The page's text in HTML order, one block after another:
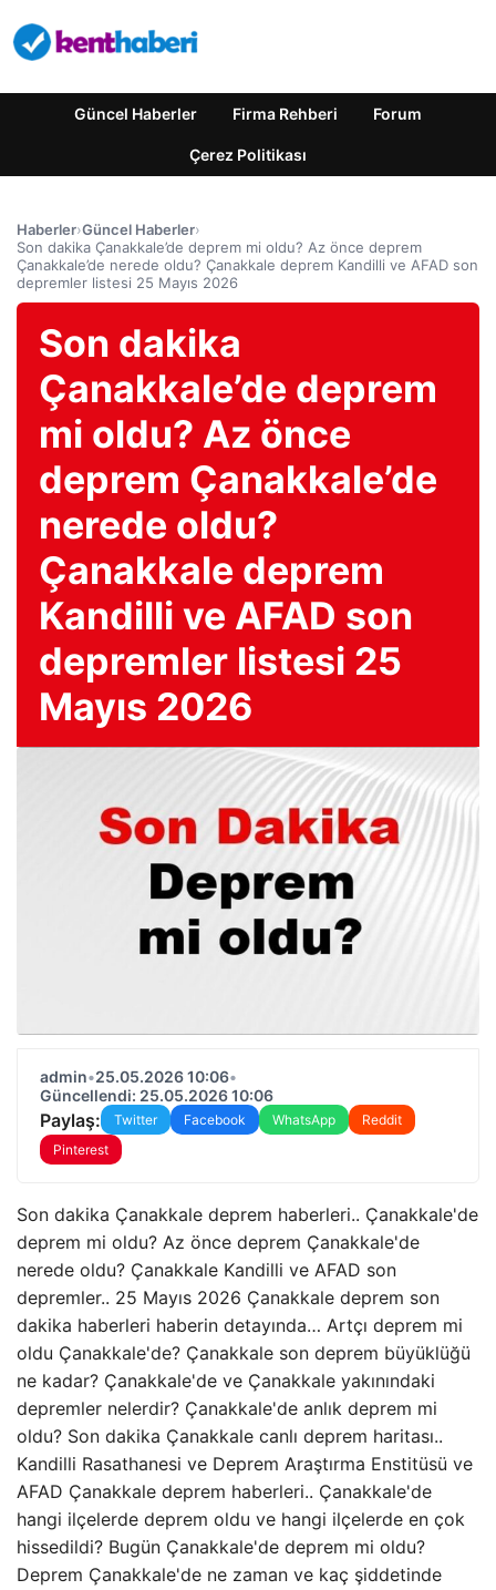
Güncel Haberler Firma Rehberi Forum
Çerez Politikası
Haberler›Güncel Haberler›
Son dakika Çanakkale’de deprem mi oldu? Az önce deprem
Çanakkale’de nerede oldu? Çanakkale deprem Kandilli ve AFAD son
depremler listesi 25 Mayıs 2026
Son dakika
Çanakkale’de deprem
mi oldu? Az önce
deprem Çanakkale’de
nerede oldu?
Çanakkale deprem
Kandilli ve AFAD son
depremler listesi 25
Mayıs 2026
admin•25.05.2026 10:06•
Güncellendi: 25.05.2026 10:06
Paylaş: Twitter Facebook WhatsApp
Reddit
Pinterest
Son dakika Çanakkale deprem haberleri.. Çanakkale'de
deprem mi oldu? Az önce deprem Çanakkale'de
nerede oldu? Çanakkale Kandilli ve AFAD son
depremler.. 25 Mayıs 2026 Çanakkale deprem son
dakika haberleri haberin detayında… Artçı deprem mi
oldu Çanakkale'de? Çanakkale son deprem büyüklüğü
ne kadar? Çanakkale'de ve Çanakkale yakınındaki
depremler nelerdir? Çanakkale'de anlık deprem mi
oldu? Son dakika Çanakkale canlı deprem haritası..
Kandilli Rasathanesi ve Deprem Araştırma Enstitüsü ve
AFAD Çanakkale deprem haberleri.. Çanakkale'de
hangi ilçelerde deprem oldu ve hangi ilçelerde en çok
hissedildi? Bugün Çanakkale'de deprem mi oldu?
Deprem Çanakkale'de ne zaman ve kaç şiddetinde